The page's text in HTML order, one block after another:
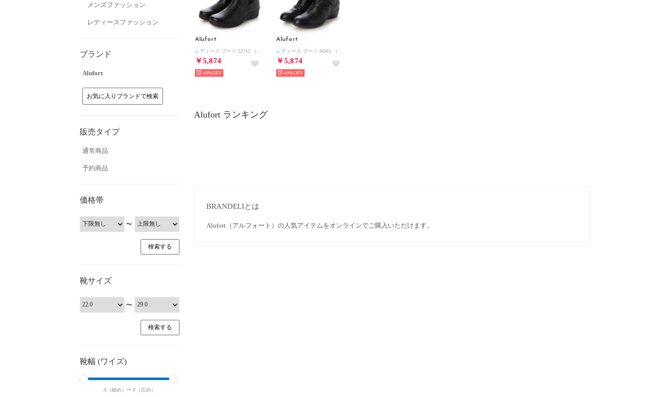
メンズファッション
レディースファッション
ブランド
Alufort
お気に入りブランドで検索
販売タイプ
通常商品
予約商品
価格帯
〜
靴サイズ
〜
靴幅 (ワイズ)
A（細め）〜 F（広め）
Alufort
￥5,874
40%
Alufort
￥5,874
40%
Alufort ランキング
BRANDELIとは
Alufort（アルフォート）の人気アイテムをオンラインでご購入いただけます。